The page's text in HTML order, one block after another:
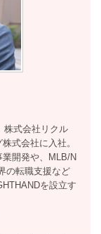
株式会社リクル
式会社に入社。
開発や、MLB/N
の転職支援など
を設立す